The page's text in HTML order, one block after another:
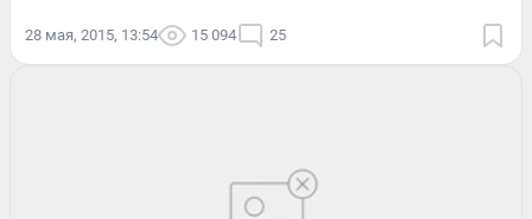
28 мая, 2015, 13:54 15 094 25